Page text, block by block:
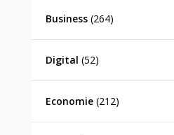
Business(264)
Digital (52)
Economie(212)